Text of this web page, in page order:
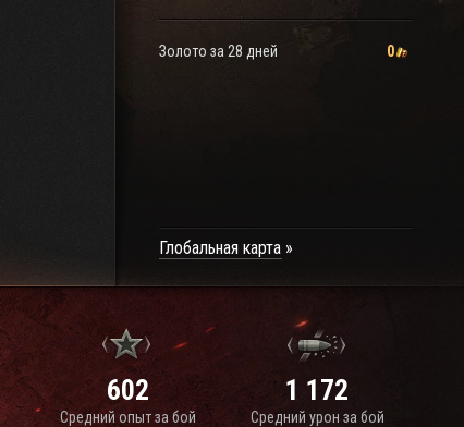
Золото за 28 дней 0
Глобальная карта
602
Средний опыт за бой
1 172
Средний урон за бой